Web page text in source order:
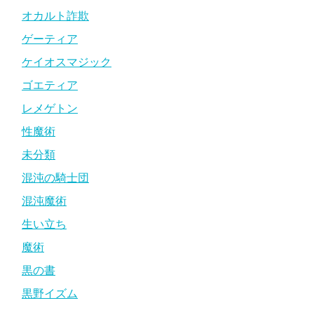
オカルト詐欺
ゲーティア
ケイオスマジック
ゴエティア
レメゲトン
性魔術
未分類
混沌の騎士団
混沌魔術
生い立ち
魔術
黒の書
黒野イズム